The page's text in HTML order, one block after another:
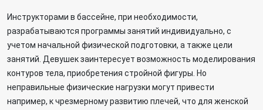
Инструкторами в бассейне, при необходимости,
разрабатываются программы занятий индивидуально, с
учетом начальной физической подготовки, а также цели
занятий. Девушек заинтересует возможность моделирования
контуров тела, приобретения стройной фигуры. Но
неправильные физические нагрузки могут привести
например, к чрезмерному развитию плечей, что для женской